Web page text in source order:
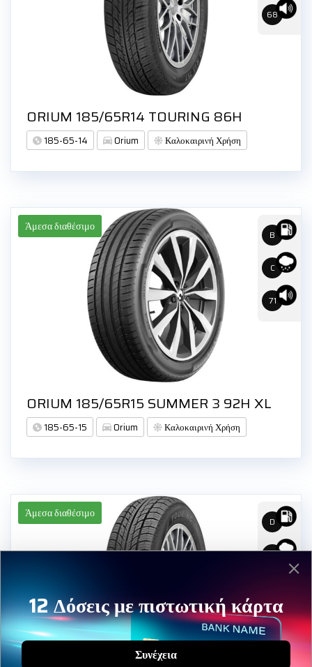
68
ORIUM 185/65R14 TOURING 86H
185-65-14 Orium Καλοκαιρινή Χρήση
Άμεσα διαθέσιμο
B
C
71
ORIUM 185/65R15 SUMMER 3 92H XL
185-65-15 Orium Καλοκαιρινή Χρήση
Άμεσα διαθέσιμο
D
C
12 Δόσεις με πιστωτική κάρτα
Συνέχεια